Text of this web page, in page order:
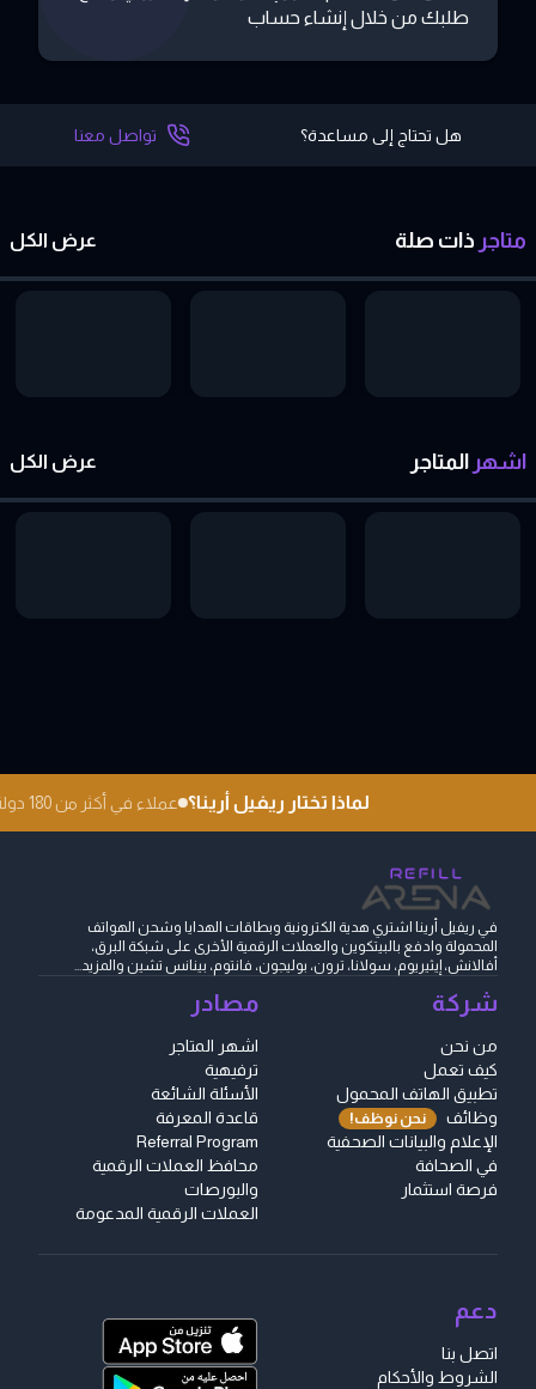
طلبك من خلال إنشاء حساب
هل تحتاج إلى مساعدة؟ تواصل معنا
متاجر ذات صلة عرض الكل
اشهر المتاجر عرض الكل
لماذا تختار ريفيل أرينا؟ عملاء في أكثر من 180 دولة
في ريفيل أرينا اشتري هدية الكترونية وبطاقات الهدايا وشحن الهواتف
المحمولة وادفع بالبيتكوين والعملات الرقمية الأخرى على شبكة البرق،
أفالانش، إيثيريوم، سولانا، ترون، بوليجون، فانتوم، بينانس تشين والمزيد...
شركة
من نحن
كيف تعمل
تطبيق الهاتف المحمول
وظائف
نحن نوظف!
الإعلام والبيانات الصحفية
في الصحافة
فرصة استثمار
مصادر
اشهر المتاجر
ترفيهية
الأسئلة الشائعة
قاعدة المعرفة
Referral Program
محافظ العملات الرقمية
والبورصات
العملات الرقمية المدعومة
دعم
اتصل بنا
الشروط والأحكام